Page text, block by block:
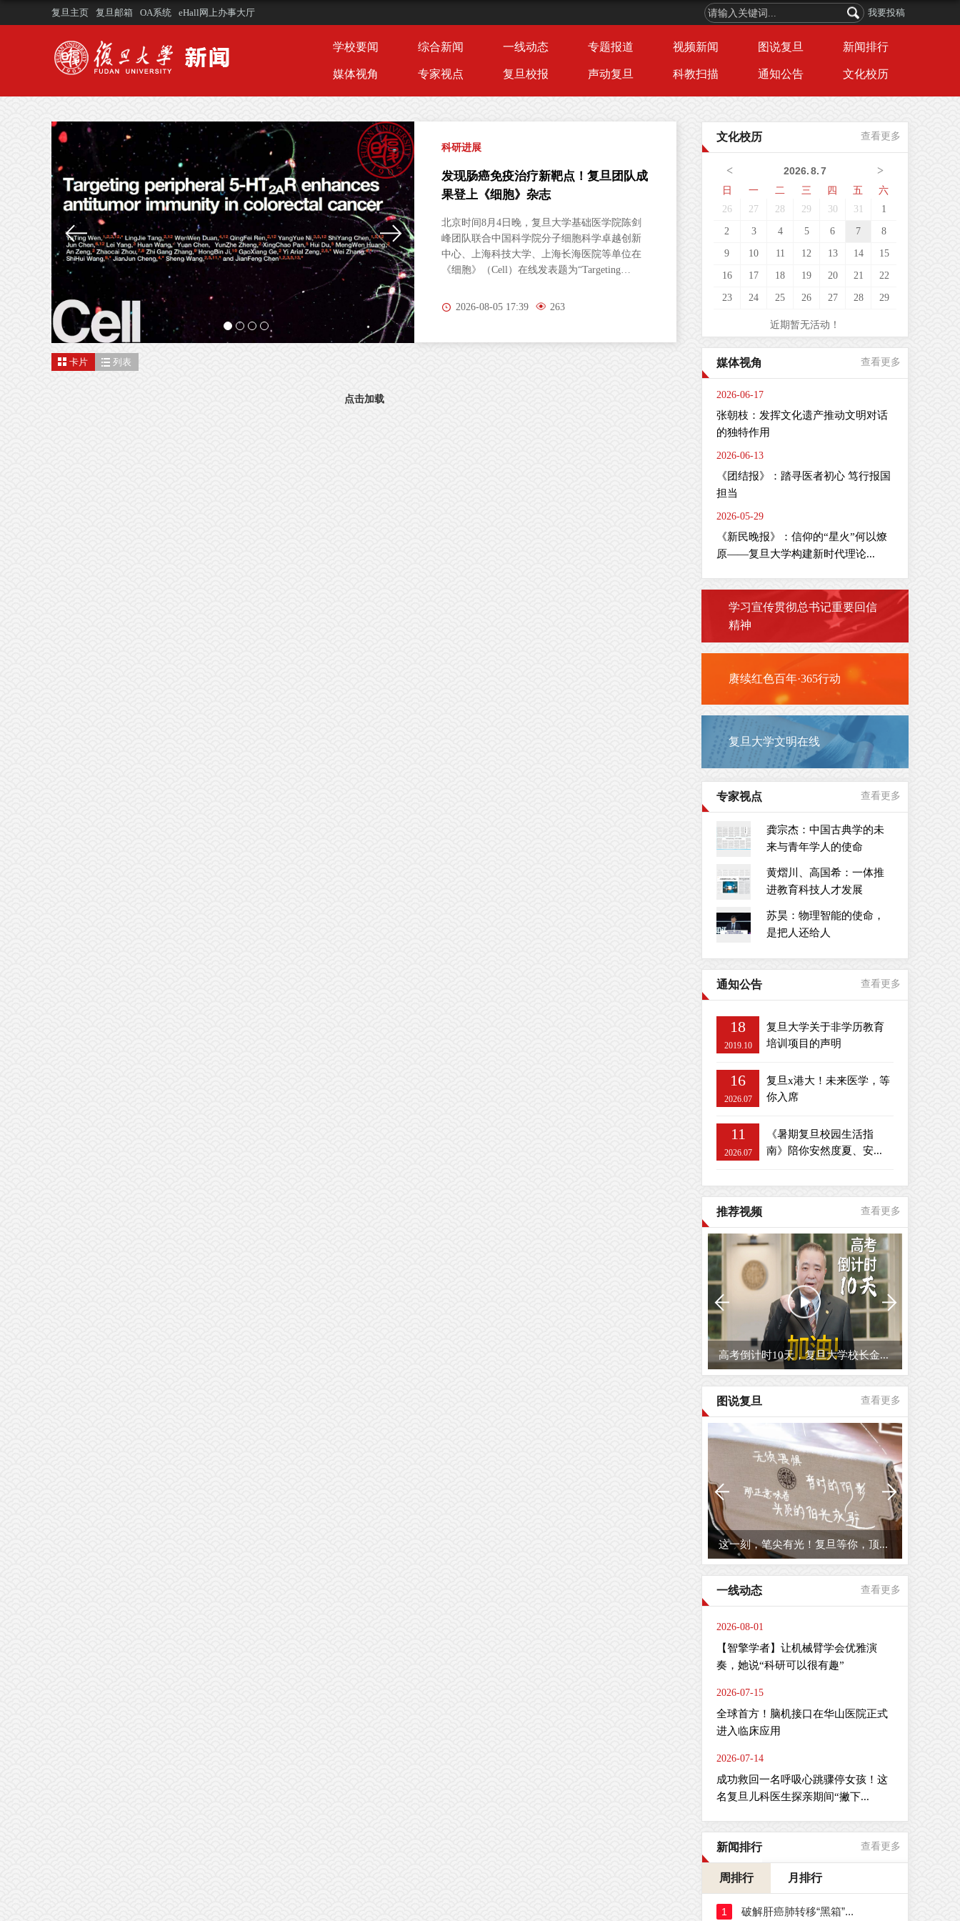
复旦主页 复旦邮箱 OA系统 eHall网上办事大厅 我要投稿
学校要闻 综合新闻 一线动态 专题报道 视频新闻 图说复旦 新闻排行
媒体视角 专家视点 复旦校报 声动复旦 科教扫描 通知公告 文化校历
科研进展
发现肠癌免疫治疗新靶点！复旦团队成
果登上《细胞》杂志
北京时间8月4日晚，复旦大学基础医学院陈剑
峰团队联合中国科学院分子细胞科学卓越创新
中心、上海科技大学、上海长海医院等单位在
《细胞》（Cell）在线发表题为“Targeting
Immunity in Colorectal Cancer（靶向外周5-
2026-08-05 17:39 263
卡片 列表
点击加载
文化校历 查看更多
< >
2026.8.7
日
一 二 三 四 五 六
26 27 28 29 30 31 1
2 3 4 5 6 7 8
9 10 11 12 13 14 15
16 17 18 19 20 21 22
23 24 25 26 27 28 29
近期暂无活动！
媒体视角 查看更多
2026-06-17
张朝枝：发挥文化遗产推动文明对话
的独特作用
2026-06-13
《团结报》：踏寻医者初心 笃行报国
担当
2026-05-29
《新民晚报》：信仰的“星火”何以燎
原——复旦大学构建新时代理论...
学习宣传贯彻总书记重要回信
精神
赓续红色百年·365行动
复旦大学文明在线
专家视点 查看更多
龚宗杰：中国古典学的未
来与青年学人的使命
黄熠川、高国希：一体推
进教育科技人才发展
苏昊：物理智能的使命，
是把人还给人
通知公告 查看更多
18
2019.10
复旦大学关于非学历教育
培训项目的声明
16
2026.07
复旦x港大！未来医学，等
你入席
11
2026.07
《暑期复旦校园生活指
南》陪你安然度夏、安...
推荐视频 查看更多
高考倒计时10天，复旦大学校长金...
图说复旦 查看更多
这一刻，笔尖有光！复旦等你，顶...
一线动态 查看更多
2026-08-01
【智擎学者】让机械臂学会优雅演
奏，她说“科研可以很有趣”
2026-07-15
全球首方！脑机接口在华山医院正式
进入临床应用
2026-07-14
成功救回一名呼吸心跳骤停女孩！这
名复旦儿科医生探亲期间“撇下...
新闻排行 查看更多
周排行 月排行